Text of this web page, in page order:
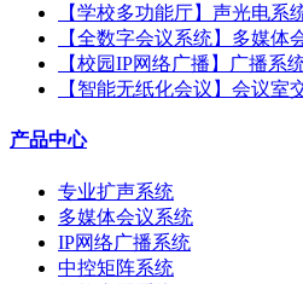
【学校多功能厅】声光电系
【全数字会议系统】多媒体
【校园IP网络广播】广播系
【智能无纸化会议】会议室
产品中心
专业扩声系统
多媒体会议系统
IP网络广播系统
中控矩阵系统